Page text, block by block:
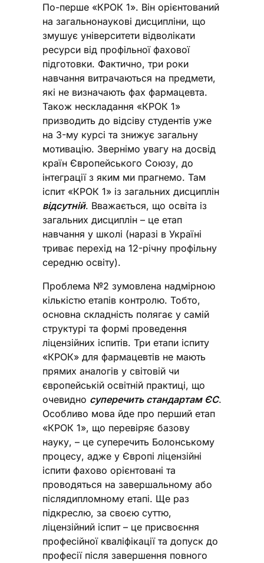
По-перше «КРОК 1». Він орієнтований
на загальнонаукові дисципліни, що
змушує університети відволікати
ресурси від профільної фахової
підготовки. Фактично, три роки
навчання витрачаються на предмети,
які не визначають фах фармацевта.
Також нескладання «КРОК 1»
призводить до відсіву студентів уже
на 3-му курсі та знижує загальну
мотивацію. Звернімо увагу на досвід
країн Європейського Союзу, до
інтеграції з яким ми прагнемо. Там
іспит «КРОК 1» із загальних дисциплін
відсутній. Вважається, що освіта із
загальних дисциплін – це етап
навчання у школі (наразі в Україні
триває перехід на 12-річну профільну
середню освіту).
Проблема №2 зумовлена надмірною
кількістю етапів контролю. Тобто,
основна складність полягає у самій
структурі та формі проведення
ліцензійних іспитів. Три етапи іспиту
«КРОК» для фармацевтів не мають
прямих аналогів у світовій чи
європейській освітній практиці, що
очевидно суперечить стандартам ЄС.
Особливо мова йде про перший етап
«КРОК 1», що перевіряє базову
науку, – це суперечить Болонському
процесу, адже у Європі ліцензійні
іспити фахово орієнтовані та
проводяться на завершальному або
післядипломному етапі. Ще раз
підкреслю, за своєю суттю,
ліцензійний іспит – це присвоєння
професійної кваліфікації та допуск до
професії після завершення повного